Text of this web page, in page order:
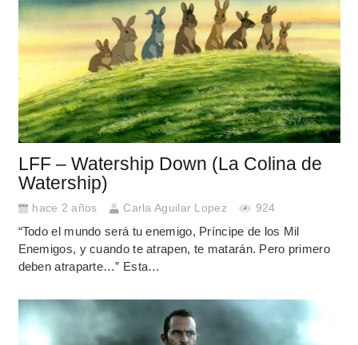
LFF – Watership Down (La Colina de
Watership)
hace 2 años Carla Aguilar Lopez 924
“Todo el mundo será tu enemigo, Príncipe de los Mil
Enemigos, y cuando te atrapen, te matarán. Pero primero
deben atraparte…” Esta…